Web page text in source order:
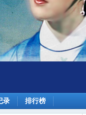
录 排行榜